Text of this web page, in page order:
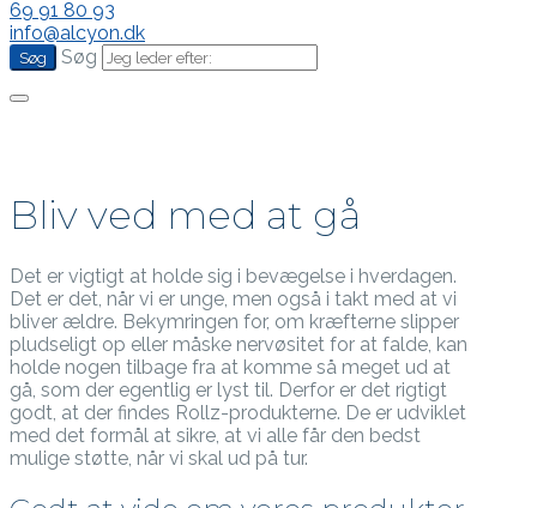
69 91 80 93
info@alcyon.dk
Søg
Bliv ved med at gå
Det er vigtigt at holde sig i bevægelse i hverdagen.
Det er det, når vi er unge, men også i takt med at vi
bliver ældre. Bekymringen for, om kræfterne slipper
pludseligt op eller måske nervøsitet for at falde, kan
holde nogen tilbage fra at komme så meget ud at
gå, som der egentlig er lyst til. Derfor er det rigtigt
godt, at der findes Rollz-produkterne. De er udviklet
med det formål at sikre, at vi alle får den bedst
mulige støtte, når vi skal ud på tur.